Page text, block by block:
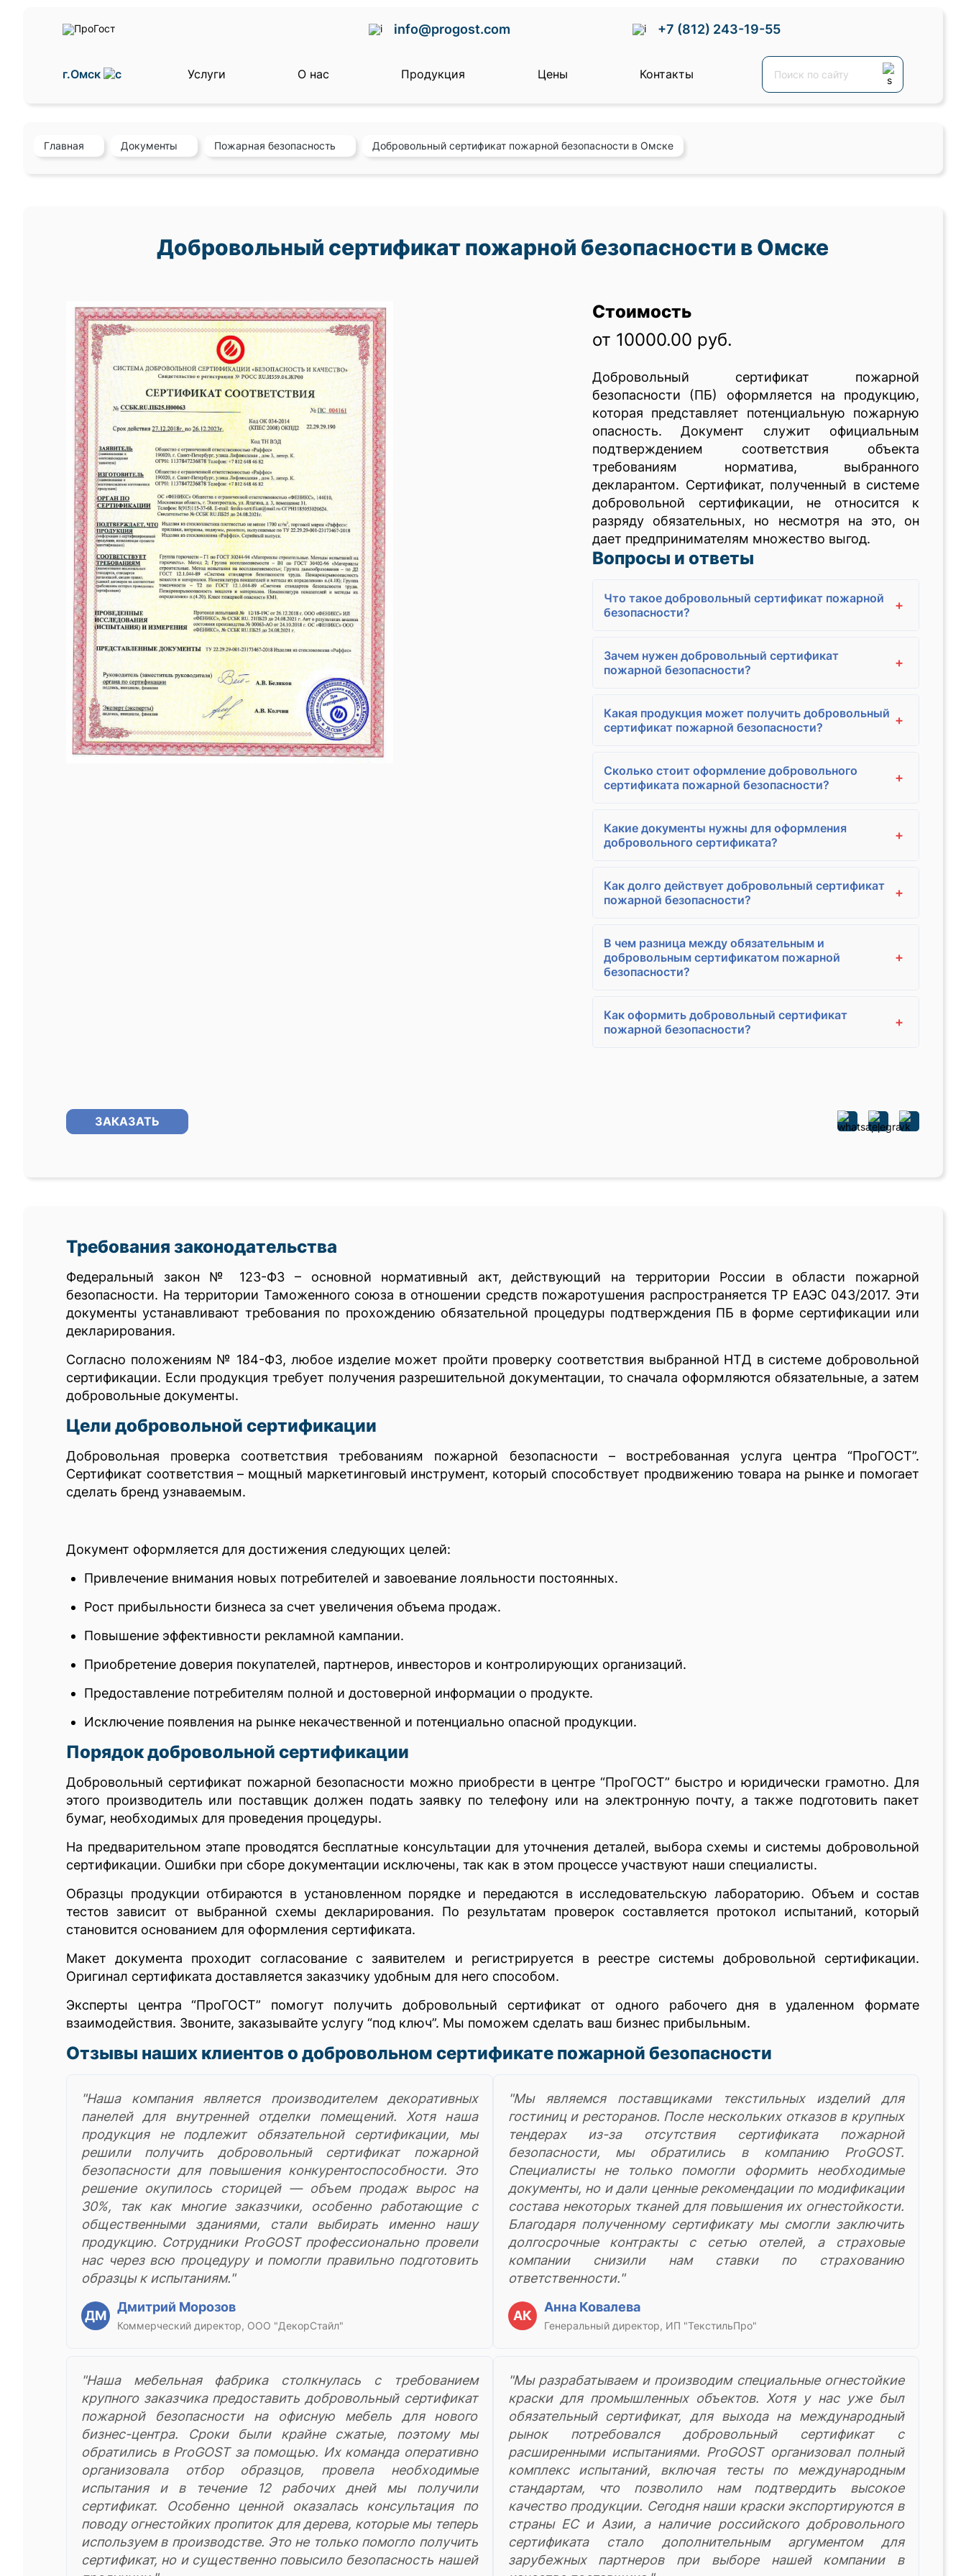
info@progost.com +7 (812) 243-19-55
г.Омск Услуги О нас Продукция Цены Контакты
Главная Документы Пожарная безопасность Добровольный сертификат пожарной безопасности в Омске
Добровольный сертификат пожарной безопасности в Омске
Стоимость
от 10000.00 руб.
Добровольный сертификат пожарной
безопасности (ПБ) оформляется на продукцию,
которая представляет потенциальную пожарную
опасность. Документ служит официальным
подтверждением соответствия объекта
требованиям норматива, выбранного
декларантом. Сертификат, полученный в системе
добровольной сертификации, не относится к
разряду обязательных, но несмотря на это, он
дает предпринимателям множество выгод.
Вопросы и ответы
Что такое добровольный сертификат пожарной
безопасности?
+
Зачем нужен добровольный сертификат
пожарной безопасности?
+
Какая продукция может получить добровольный
сертификат пожарной безопасности?
+
Сколько стоит оформление добровольного
сертификата пожарной безопасности?
+
Какие документы нужны для оформления
добровольного сертификата?
+
Как долго действует добровольный сертификат
пожарной безопасности?
+
В чем разница между обязательным и
добровольным сертификатом пожарной
безопасности?
+
Как оформить добровольный сертификат
пожарной безопасности?
+
ЗАКАЗАТЬ
Требования законодательства
Федеральный закон № 123-ФЗ – основной нормативный акт, действующий на территории России в области пожарной
безопасности. На территории Таможенного союза в отношении средств пожаротушения распространяется ТР ЕАЭС 043/2017. Эти
документы устанавливают требования по прохождению обязательной процедуры подтверждения ПБ в форме сертификации или
декларирования.
Согласно положениям № 184-ФЗ, любое изделие может пройти проверку соответствия выбранной НТД в системе добровольной
сертификации. Если продукция требует получения разрешительной документации, то сначала оформляются обязательные, а затем
добровольные документы.
Цели добровольной сертификации
Добровольная проверка соответствия требованиям пожарной безопасности – востребованная услуга центра “ПроГОСТ”.
Сертификат соответствия – мощный маркетинговый инструмент, который способствует продвижению товара на рынке и помогает
сделать бренд узнаваемым.
Документ оформляется для достижения следующих целей:
Привлечение внимания новых потребителей и завоевание лояльности постоянных.
Рост прибыльности бизнеса за счет увеличения объема продаж.
Повышение эффективности рекламной кампании.
Приобретение доверия покупателей, партнеров, инвесторов и контролирующих организаций.
Предоставление потребителям полной и достоверной информации о продукте.
Исключение появления на рынке некачественной и потенциально опасной продукции.
Порядок добровольной сертификации
Добровольный сертификат пожарной безопасности можно приобрести в центре “ПроГОСТ” быстро и юридически грамотно. Для
этого производитель или поставщик должен подать заявку по телефону или на электронную почту, а также подготовить пакет
бумаг, необходимых для проведения процедуры.
На предварительном этапе проводятся бесплатные консультации для уточнения деталей, выбора схемы и системы добровольной
сертификации. Ошибки при сборе документации исключены, так как в этом процессе участвуют наши специалисты.
Образцы продукции отбираются в установленном порядке и передаются в исследовательскую лабораторию. Объем и состав
тестов зависит от выбранной схемы декларирования. По результатам проверок составляется протокол испытаний, который
становится основанием для оформления сертификата.
Макет документа проходит согласование с заявителем и регистрируется в реестре системы добровольной сертификации.
Оригинал сертификата доставляется заказчику удобным для него способом.
Эксперты центра “ПроГОСТ” помогут получить добровольный сертификат от одного рабочего дня в удаленном формате
взаимодействия. Звоните, заказывайте услугу “под ключ”. Мы поможем сделать ваш бизнес прибыльным.
Отзывы наших клиентов о добровольном сертификате пожарной безопасности
"Наша компания является производителем декоративных
панелей для внутренней отделки помещений. Хотя наша
продукция не подлежит обязательной сертификации, мы
решили получить добровольный сертификат пожарной
безопасности для повышения конкурентоспособности. Это
решение окупилось сторицей — объем продаж вырос на
30%, так как многие заказчики, особенно работающие с
общественными зданиями, стали выбирать именно нашу
продукцию. Сотрудники ProGOST профессионально провели
нас через всю процедуру и помогли правильно подготовить
образцы к испытаниям."
ДМ
Дмитрий Морозов
Коммерческий директор, ООО "ДекорСтайл"
"Мы являемся поставщиками текстильных изделий для
гостиниц и ресторанов. После нескольких отказов в крупных
тендерах из-за отсутствия сертификата пожарной
безопасности, мы обратились в компанию ProGOST.
Специалисты не только помогли оформить необходимые
документы, но и дали ценные рекомендации по модификации
состава некоторых тканей для повышения их огнестойкости.
Благодаря полученному сертификату мы смогли заключить
долгосрочные контракты с сетью отелей, а страховые
компании снизили нам ставки по страхованию
ответственности."
АК
Анна Ковалева
Генеральный директор, ИП "ТекстильПро"
"Наша мебельная фабрика столкнулась с требованием
крупного заказчика предоставить добровольный сертификат
пожарной безопасности на офисную мебель для нового
бизнес-центра. Сроки были крайне сжатые, поэтому мы
обратились в ProGOST за помощью. Их команда оперативно
организовала отбор образцов, провела необходимые
испытания и в течение 12 рабочих дней мы получили
сертификат. Особенно ценной оказалась консультация по
поводу огнестойких пропиток для дерева, которые мы теперь
используем в производстве. Это не только помогло получить
сертификат, но и существенно повысило безопасность нашей
"Мы разрабатываем и производим специальные огнестойкие
краски для промышленных объектов. Хотя у нас уже был
обязательный сертификат, для выхода на международный
рынок потребовался добровольный сертификат с
расширенными испытаниями. ProGOST организовал полный
комплекс испытаний, включая тесты по международным
стандартам, что позволило нам подтвердить высокое
качество продукции. Сегодня наши краски экспортируются в
страны ЕС и Азии, а наличие российского добровольного
сертификата стало дополнительным аргументом для
зарубежных партнеров при выборе нашей компании в